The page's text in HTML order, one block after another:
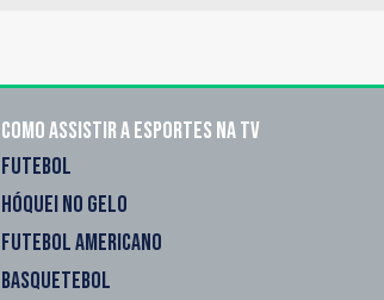
Como assistir a esportes na TV
FUTEBOL
HÓQUEI NO GELO
FUTEBOL AMERICANO
BASQUETEBOL